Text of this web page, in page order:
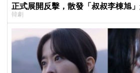
正式展開反擊，散發「叔叔李棟旭
韓劇